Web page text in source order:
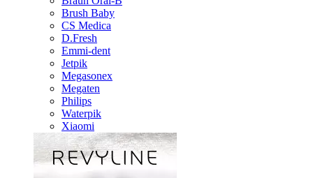
Brush Baby
CS Medica
D.Fresh
Emmi-dent
Jetpik
Megasonex
Megaten
Philips
Waterpik
Xiaomi